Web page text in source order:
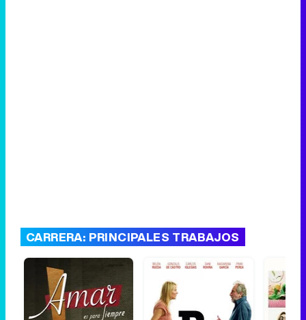
CARRERA: PRINCIPALES TRABAJOS